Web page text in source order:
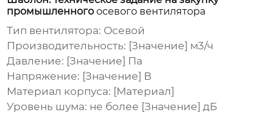
промышленногоосевого вентилятора
Тип вентилятора: Осевой
Производительность: [Значение] м3/ч
Давление: [Значение] Па
Напряжение: [Значение] В
Материал корпуса: [Материал]
Уровень шума: не более [Значение] дБ